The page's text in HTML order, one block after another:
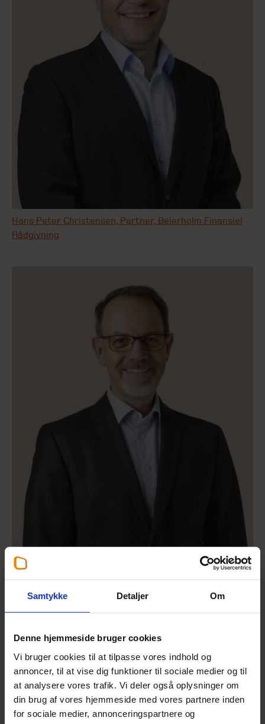
Samtykke Detaljer Om
Denne hjemmeside bruger cookies
Vi bruger cookies til at tilpasse vores indhold og
annoncer, til at vise dig funktioner til sociale medier og til
at analysere vores trafik. Vi deler også oplysninger om
din brug af vores hjemmeside med vores partnere inden
for sociale medier, annonceringspartnere og
Hans Peter Christensen, Partner, Beierholm Finansiel
Rådgivning
Seneste pressemeddelelser